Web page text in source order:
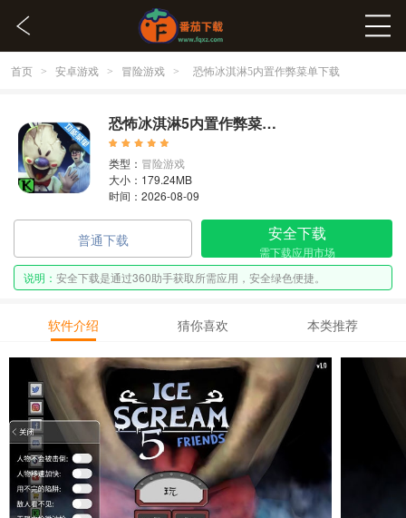
首页 > 安卓游戏 > 冒险游戏 > 恐怖冰淇淋5内置作弊菜单下载
恐怖冰淇淋5内置作弊菜单下载 1.0
类型： 冒险游戏
大小：179.24MB
时间：2026-08-09
普通下载 安全下载
需下载应用市场
说明： 安全下载是通过360助手获取所需应用，安全绿色便捷。
软件介绍 猜你喜欢 本类推荐